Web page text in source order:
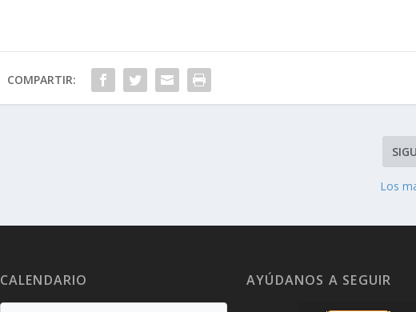
COMPARTIR:
Los
CALENDARIO AYÚDANOS A SEGUIR